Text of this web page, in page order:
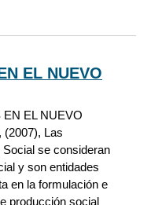
EL NUEVO
EL NUEVO
(2007), Las
se consideran
y son entidades
en la formulación e
producción social